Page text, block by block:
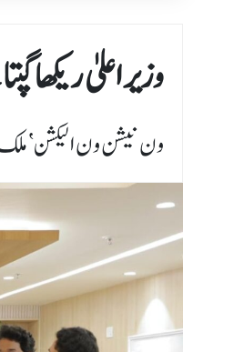
وزیر اعلیٰ
’ون نیشن ون الیکشن‘